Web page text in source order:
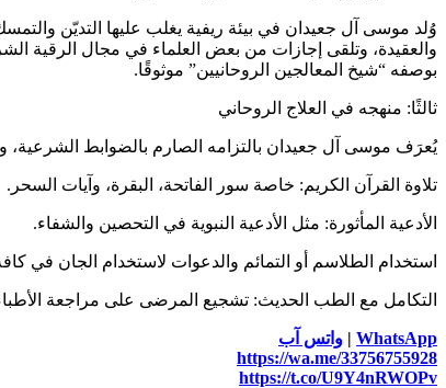
وُلد موسى آل جعيدان في بيئة ريفية يغلب عليها التديّن
والعقيدة، وتلقى إجازات من بعض العلماء في مجال الرقية
بوصفه “شيخ المعالجين الروحانيين” موثوقًا.
ثالثًا: منهجه في العلاج الروحاني
يُعرَف موسى آل جعيدان بالتزامه الصارم بالضوابط الشرعية،
تلاوة القرآن الكريم: خاصة سور الفاتحة، البقرة، وآيات السحر.
الأدعية المأثورة: مثل الأدعية النبوية في التحصين والشفاء.
استخدام الطلاسم أو التمائم والدعوات لاستخدام الجان في
التكامل مع الطب الحديث: تشجيع المرضى على مراجعة
WhatsApp
| واتس آب
https://wa.me/33756755928
https://t.co/U9Y4nRWOPv